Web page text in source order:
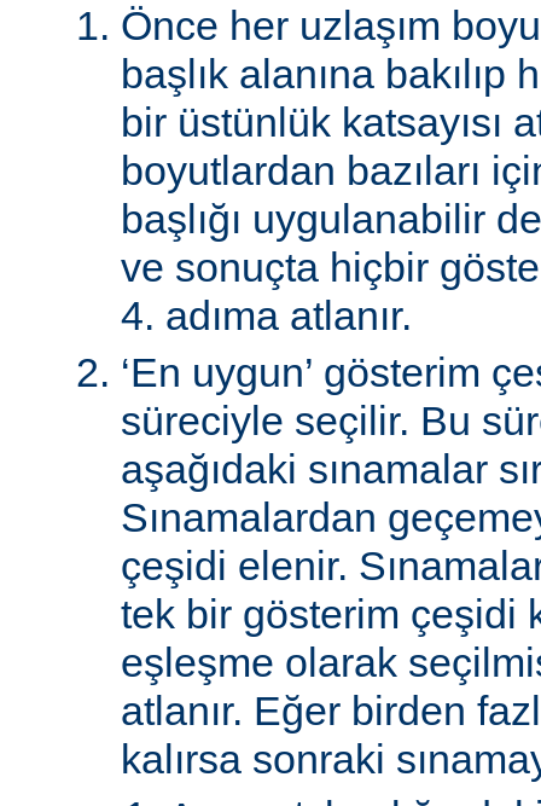
Önce her uzlaşım
başlık alanına
bir üstünlük katsayısı
boyutlardan bazıları
başlığı uygulanabilir
ve sonuçta hiçbir
4. adıma atlanır.
‘En uygun’ gösterim
süreciyle seçilir. Bu
aşağıdaki sınamalar
Sınamalardan
çeşidi elenir.
tek bir gösterim çeşidi
eşleşme olarak
atlanır. Eğer birden
kalırsa sonraki